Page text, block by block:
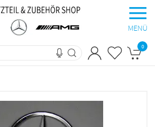
MENÜ
0